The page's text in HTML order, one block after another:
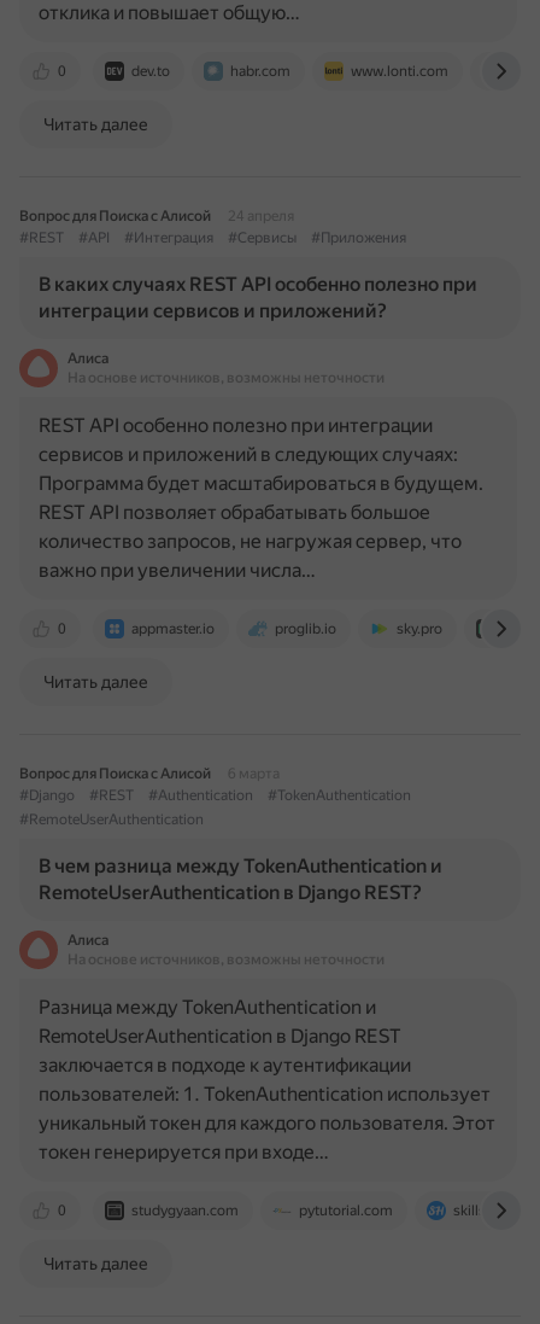
0 dev.to habr.com www.lonti.com
отклика и повышает общую…
Читать далее
Вопрос для Поиска с Алисой
24 апреля
#REST
#API #Интеграция #Сервисы #Приложения
В каких случаях REST API особенно полезно при
интеграции сервисов и приложений?
Алиса
На основе источников, возможны неточности
0 appmaster.io proglib.io sky.pro
REST API особенно полезно при интеграции
сервисов и приложений в следующих случаях:
Программа будет масштабироваться в будущем.
REST API позволяет обрабатывать большое
количество запросов, не нагружая сервер, что
важно при увеличении числа…
Читать далее
Вопрос для Поиска с Алисой
6 марта
#Django
#REST #Authentication
#TokenAuthentication
#RemoteUserAuthentication
В чем разница между TokenAuthentication и
RemoteUserAuthentication в Django REST?
Алиса
На основе источников, возможны неточности
0 studygyaan.com pytutorial.com
Разница между TokenAuthentication и
RemoteUserAuthentication в Django REST
заключается в подходе к аутентификации
пользователей: 1. TokenAuthentication использует
уникальный токен для каждого пользователя. Этот
токен генерируется при входе…
Читать далее